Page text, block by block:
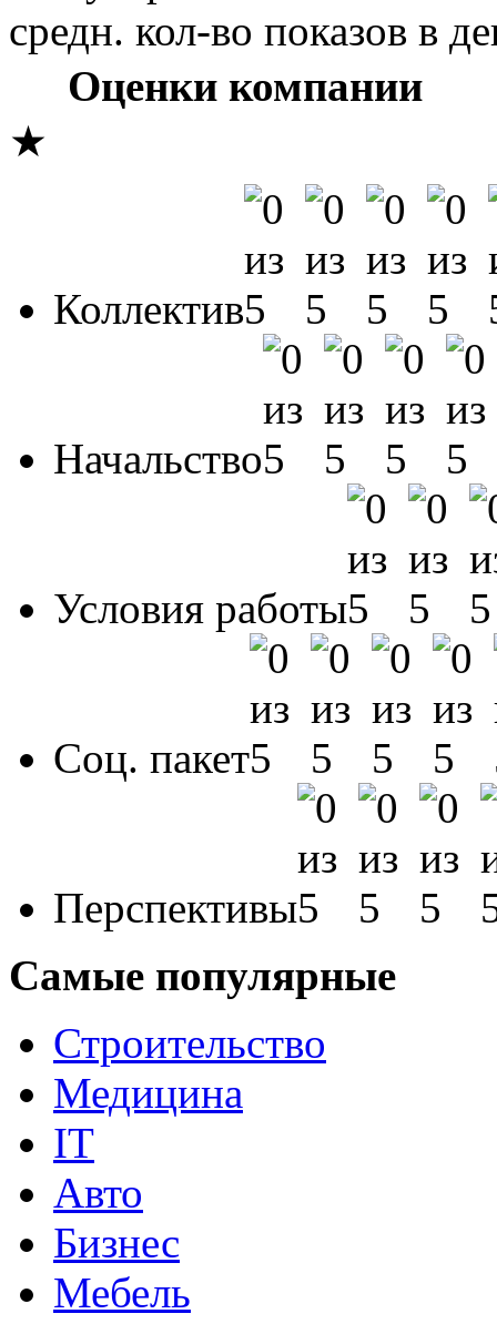
средн. кол-во показов в
Оценки компании
★
Коллектив
Начальство
Условия работы
Соц. пакет
Перспективы
Самые популярные
Строительство
Медицина
IT
Авто
Бизнес
Мебель